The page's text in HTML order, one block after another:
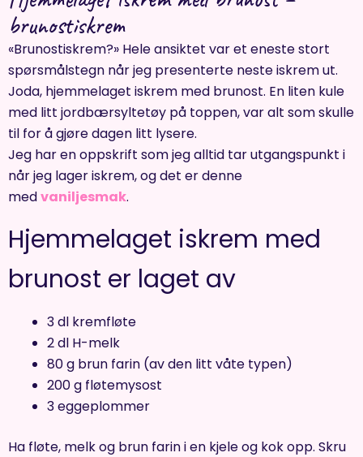
brunostiskrem
«Brunostiskrem?» Hele ansiktet var et eneste stort
spørsmålstegn når jeg presenterte neste iskrem ut.
Joda, hjemmelaget iskrem med brunost. En liten kule
med litt jordbærsyltetøy på toppen, var alt som skulle
til for å gjøre dagen litt lysere.
Jeg har en oppskrift som jeg alltid tar utgangspunkt i
når jeg lager iskrem, og det er denne
medvaniljesmak.
Hjemmelaget iskrem med
brunost er laget av
3 dl kremfløte
2 dl H-melk
80 g brun farin (av den litt våte typen)
200 g fløtemysost
3 eggeplommer
Ha fløte, melk og brun farin i en kjele og kok opp. Skru